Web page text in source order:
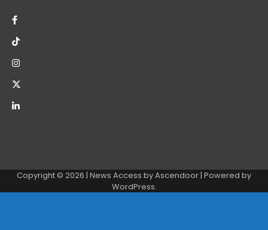
Copyright © 2026 | News Access byAscendoor| Powered by
WordPress.